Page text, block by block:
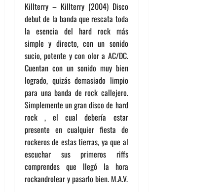
Killterry – Killterry (2004) Disco
debut de la banda que rescata toda
la esencia del hard rock más
simple y directo, con un sonido
sucio, potente y con olor a AC/DC.
Cuentan con un sonido muy bien
logrado, quizás demasiado limpio
para una banda de rock callejero.
Simplemente un gran disco de hard
rock , el cual debería estar
presente en cualquier fiesta de
rockeros de estas tierras, ya que al
escuchar sus primeros riffs
comprendes que llegó la hora
rockandrolear y pasarlo bien. M.A.V.